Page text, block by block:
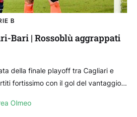
B
Bari | Rossoblù aggrappati
della finale playoff tra Cagliari e
fortissimo con il gol del vantaggio
Olmeo